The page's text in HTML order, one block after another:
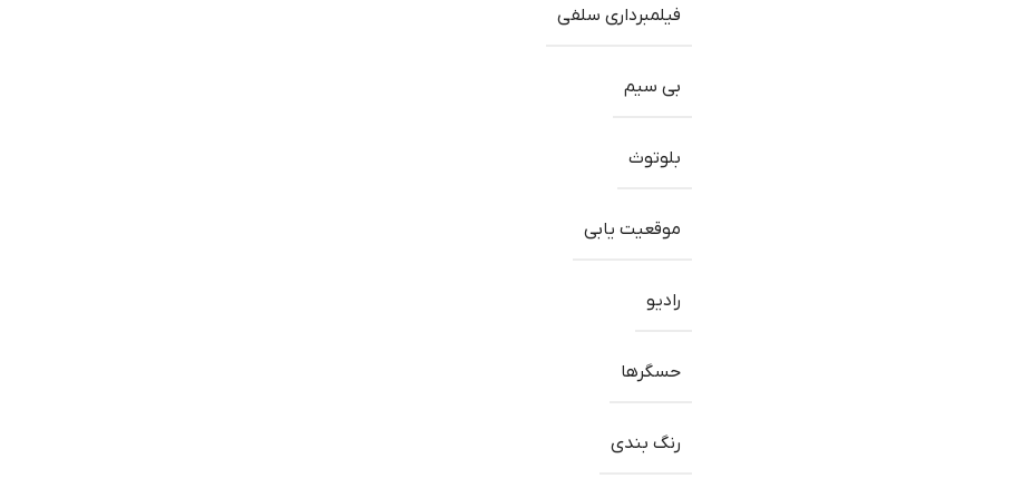
فیلمبرداری سلفی
بی سیم
بلوتوث
موقعیت یابی
رادیو
حسگرها
رنگ بندی